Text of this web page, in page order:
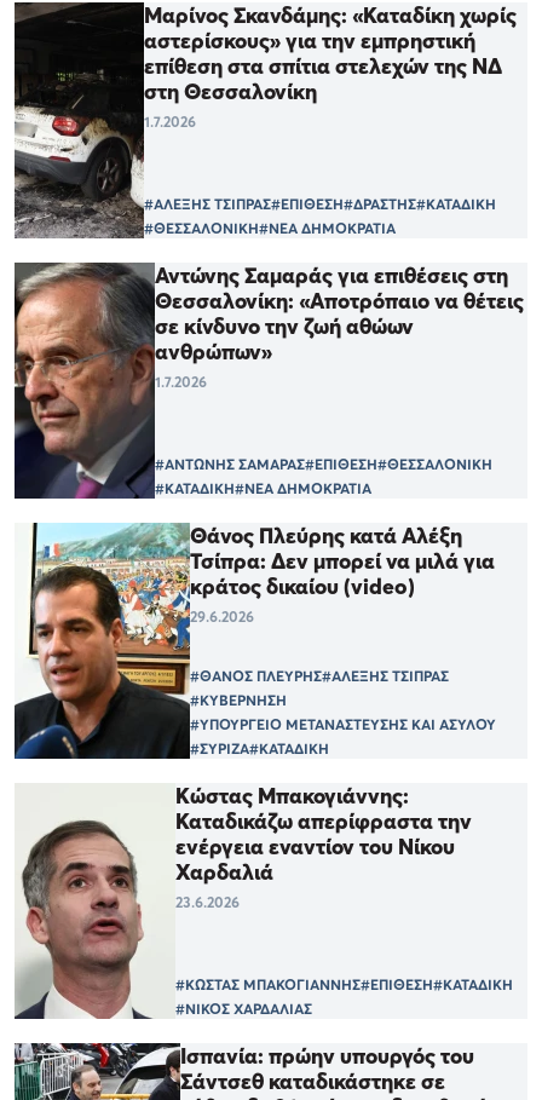
Μαρίνος Σκανδάμης: «Καταδίκη χωρίς
αστερίσκους» για την εμπρηστική
επίθεση στα σπίτια στελεχών της ΝΔ
στη Θεσσαλονίκη
1.7.2026
#ΑΛΕΞΗΣ ΤΣΙΠΡΑΣ#ΕΠΙΘΕΣΗ#ΔΡΑΣΤΗΣ#ΚΑΤΑΔΙΚΗ
#ΘΕΣΣΑΛΟΝΙΚΗ#ΝΕΑ ΔΗΜΟΚΡΑΤΙΑ
Αντώνης Σαμαράς για επιθέσεις στη
Θεσσαλονίκη: «Αποτρόπαιο να θέτεις
σε κίνδυνο την ζωή αθώων
ανθρώπων»
1.7.2026
#ΑΝΤΩΝΗΣ ΣΑΜΑΡΑΣ#ΕΠΙΘΕΣΗ#ΘΕΣΣΑΛΟΝΙΚΗ
#ΚΑΤΑΔΙΚΗ#ΝΕΑ ΔΗΜΟΚΡΑΤΙΑ
Θάνος Πλεύρης κατά Αλέξη
Τσίπρα: Δεν μπορεί να μιλά για
κράτος δικαίου (video)
29.6.2026
#ΘΑΝΟΣ ΠΛΕΥΡΗΣ#ΑΛΕΞΗΣ ΤΣΙΠΡΑΣ
#ΚΥΒΕΡΝΗΣΗ
#ΥΠΟΥΡΓΕΙΟ ΜΕΤΑΝΑΣΤΕΥΣΗΣ ΚΑΙ ΑΣΥΛΟΥ
#ΣΥΡΙΖΑ#ΚΑΤΑΔΙΚΗ
Κώστας Μπακογιάννης:
Καταδικάζω απερίφραστα την
ενέργεια εναντίον του Νίκου
Χαρδαλιά
23.6.2026
#ΚΩΣΤΑΣ ΜΠΑΚΟΓΙΑΝΝΗΣ#ΕΠΙΘΕΣΗ#ΚΑΤΑΔΙΚΗ
#ΝΙΚΟΣ ΧΑΡΔΑΛΙΑΣ
Ισπανία: πρώην υπουργός του
Σάντσεθ καταδικάστηκε σε